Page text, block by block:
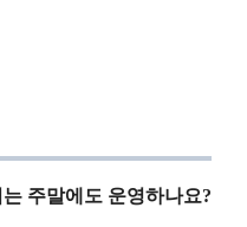
주말에도 운영하나요?